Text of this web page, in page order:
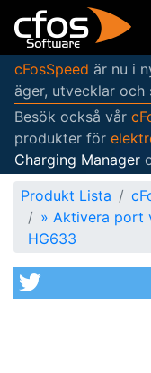
cFosSpeed är nu i
äger, utvecklar och
Besök också vår
produkter för
Charging Manager
Produkt Lista
» Aktivera port
HG633